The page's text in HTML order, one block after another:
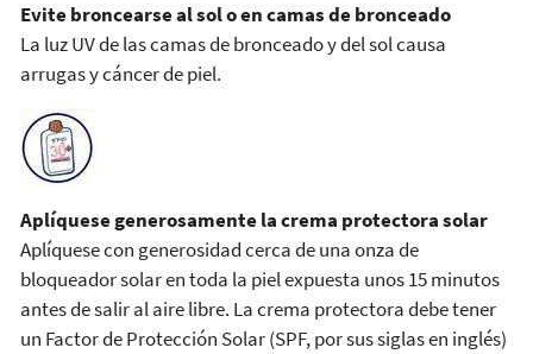
Evite broncearse al sol o en camas de bronceado
La luz UV de las camas de bronceado y del sol causa
arrugas y cáncer de piel.
Aplíquese generosamente la crema protectora solar
Aplíquese con generosidad cerca de una onza de
bloqueador solar en toda la piel expuesta unos 15 minutos
antes de salir al aire libre. La crema protectora debe tener
un Factor de Protección Solar (SPF, por sus siglas en inglés)